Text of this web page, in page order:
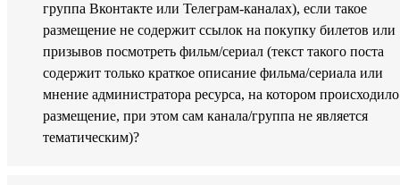
группа Вконтакте или Телеграм-каналах), если такое
размещение не содержит ссылок на покупку билетов или
призывов посмотреть фильм/сериал (текст такого поста
содержит только краткое описание фильма/сериала или
мнение администратора ресурса, на котором происходило
размещение, при этом сам канала/группа не является
тематическим)?